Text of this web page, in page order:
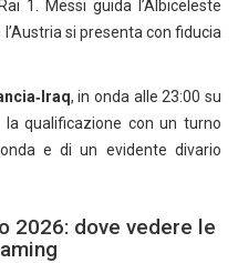
1. Messi guida l’Albiceleste
si presenta con fiducia
, in onda alle 23:00 su
la qualificazione con un turno
e di un evidente divario
2026: dove vedere le